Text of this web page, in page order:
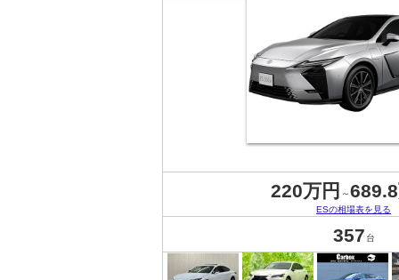
220万円 ～
ESの相場表を見る
357 台